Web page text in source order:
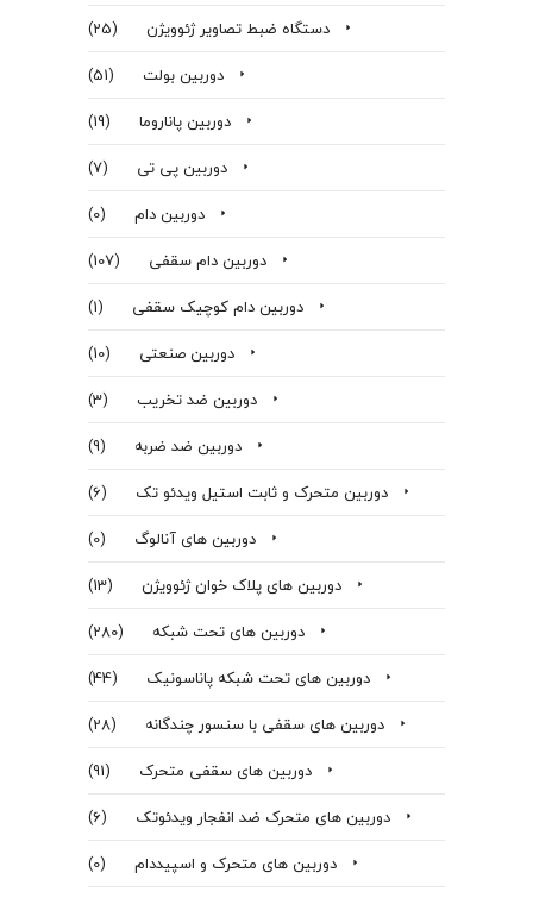
دستگاه ضبط تصاویر ژئوویژن
(25)
دوربین بولت
(51)
دوربین پاناروما
(19)
دوربین پی تی
(7)
دوربین دام
(0)
دوربین دام سقفی
(107)
دوربین دام کوچیک سقفی
(1)
دوربین صنعتی
(10)
دوربین ضد تخریب
(3)
دوربین ضد ضربه
(9)
دوربین متحرک و ثابت استیل ویدئو تک
(6)
دوربین های آنالوگ
(0)
دوربین های پلاک خوان ژئوویژن
(13)
دوربین های تحت شبکه
(280)
دوربین های تحت شبکه پاناسونیک
(44)
دوربین های سقفی با سنسور چندگانه
(28)
دوربین های سقفی متحرک
(91)
دوربین های متحرک ضد انفجار ویدئوتک
(6)
دوربین های متحرک و اسپیددام
(0)